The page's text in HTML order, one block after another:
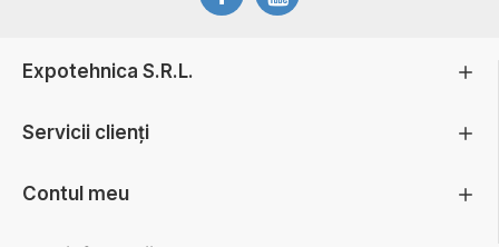
Expotehnica S.R.L.
Servicii clienți
Contul meu